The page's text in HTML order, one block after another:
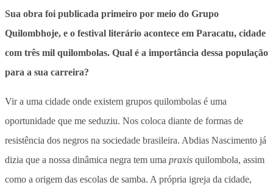
Sua obra foi publicada primeiro por meio do Grupo
Quilombhoje, e o festival literário acontece em Paracatu, cidade
com três mil quilombolas. Qual é a importância dessa população
para a sua carreira?
Vir a uma cidade onde existem grupos quilombolas é uma
oportunidade que me seduziu. Nos coloca diante de formas de
resistência dos negros na sociedade brasileira. Abdias Nascimento já
dizia que a nossa dinâmica negra tem uma praxis quilombola, assim
como a origem das escolas de samba. A própria igreja da cidade,